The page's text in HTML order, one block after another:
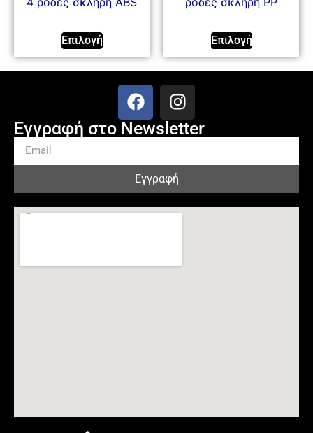
Επιλογή Επιλογή
Εγγραφή στο Newsletter
Εγγραφή